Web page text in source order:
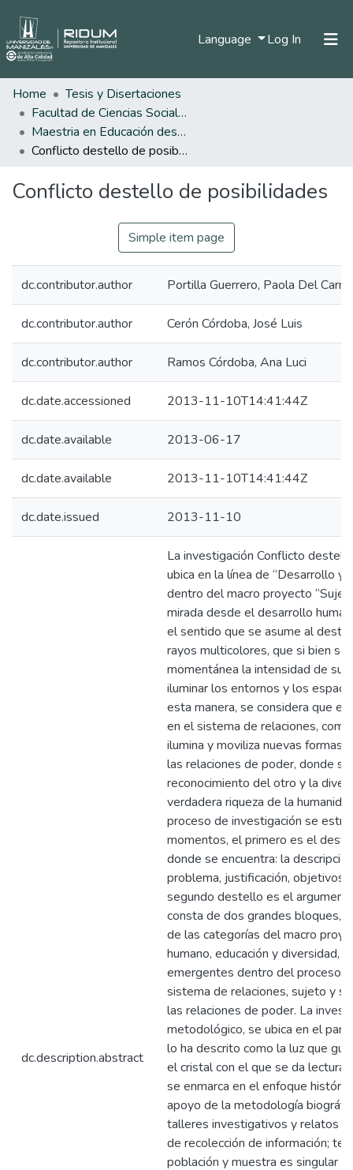
Language Log In (current)
Statistics
Home
Tesis y Disertaciones
Facultad de Ciencias Sociales y Humanas
Maestria en Educación desde la Diversidad
Conflicto destello de posibilidades
Conflicto destello de posibilidades
Simple item page
dc.contributor.author Portilla Guerrero, Paola Del
dc.contributor.author Cerón Córdoba, José Luis
dc.contributor.author Ramos Córdoba, Ana Luci
dc.date.accessioned 2013-11-10T14:41:44Z
dc.date.available 2013-06-17
dc.date.available 2013-11-10T14:41:44Z
dc.date.issued 2013-11-10
dc.description.abstract
La investigación Conflicto
ubica en la línea de “Desarrollo y
dentro del macro proyecto
mirada desde el desarrollo
el sentido que se asume al
rayos multicolores, que si bien se
momentánea la intensidad de su
iluminar los entornos y los
esta manera, se considera que
en el sistema de relaciones,
ilumina y moviliza nuevas formas
las relaciones de poder, donde
reconocimiento del otro y la
verdadera riqueza de la
proceso de investigación se
momentos, el primero es el
donde se encuentra: la
problema, justificación, objetivos
segundo destello es el
consta de dos grandes bloques,
de las categorías del macro
humano, educación y diversidad,
emergentes dentro del proceso
sistema de relaciones, sujeto y
las relaciones de poder. La
metodológico, se ubica en el
lo ha descrito como la luz que
el cristal con el que se da lectura
se enmarca en el enfoque
apoyo de la metodología
talleres investigativos y relatos
de recolección de información;
población y muestra es singular y